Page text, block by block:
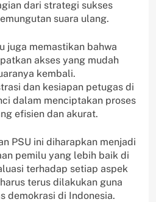
dari strategi sukses
suara ulang.
juga memastikan bahwa
akses yang mudah
kembali.
dan kesiapan petugas di
dalam menciptakan proses
efisien dan akurat.
PSU ini diharapkan menjadi
pemilu yang lebih baik di
terhadap setiap aspek
terus dilakukan guna
demokrasi di Indonesia.